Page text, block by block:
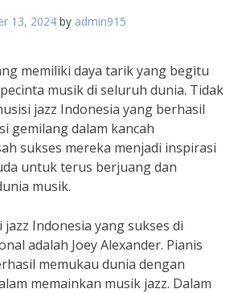
13, 2024 by admin915
memiliki daya tarik yang begitu
musik di seluruh dunia. Tidak
jazz Indonesia yang berhasil
gemilang dalam kancah
sukses mereka menjadi inspirasi
untuk terus berjuang dan
musik.
jazz Indonesia yang sukses di
adalah Joey Alexander. Pianis
memukau dunia dengan
memainkan musik jazz. Dalam